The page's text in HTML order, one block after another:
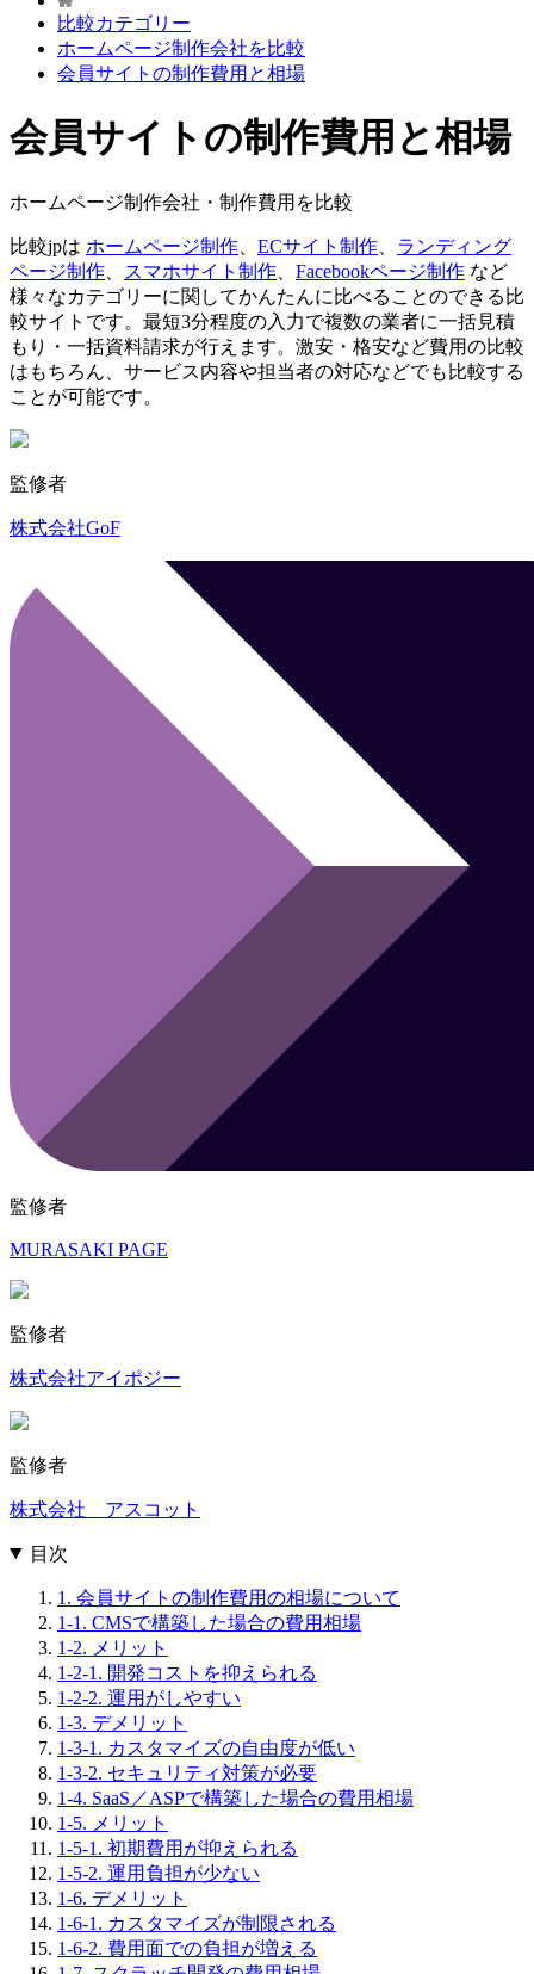
比較カテゴリー
ホームページ制作会社を比較
会員サイトの制作費用と相場
会員サイトの制作費用と相場
ホームページ制作会社・制作費用を比較
比較jpは ホームページ制作 ECサイト制作
ランディング
ページ制作
スマホサイト制作 Facebookページ制作 など
様々なカテゴリーに関してかんたんに比べることのできる比
較サイトです。最短3分程度の入力で複数の業者に一括見積
もり・一括資料請求が行えます。激安・格安など費用の比較
はもちろん、サービス内容や担当者の対応などでも比較する
ことが可能です。
監修者
株式会社GoF
監修者
MURASAKI PAGE
監修者
株式会社アイポジー
監修者
株式会社 アスコット
目次
1. 会員サイトの制作費用の相場について
1-1. CMSで構築した場合の費用相場
1-2. メリット
1-2-1. 開発コストを抑えられる
1-2-2. 運用がしやすい
1-3. デメリット
1-3-1. カスタマイズの自由度が低い
1-3-2. セキュリティ対策が必要
1-4. SaaS／ASPで構築した場合の費用相場
1-5. メリット
1-5-1. 初期費用が抑えられる
1-5-2. 運用負担が少ない
1-6. デメリット
1-6-1. カスタマイズが制限される
1-6-2. 費用面での負担が増える